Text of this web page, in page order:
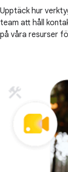
Upptäck hur
team att håll
på våra resurser